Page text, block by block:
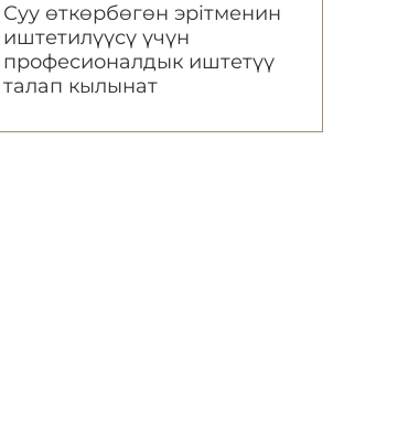
Суу өткөрбөгөн эрітменин
иштетилүүсү үчүн
професионалдык иштетүү
талап кылынат